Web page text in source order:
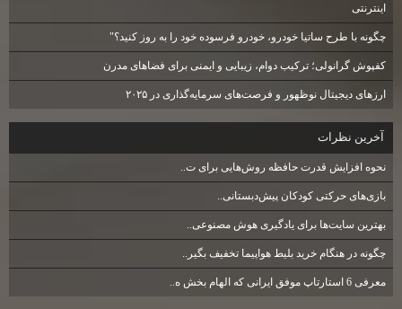
اینترنتی
چگونه با طرح ساتیا خودرو، خودرو فرسوده خود را به روز کنید؟"
کفپوش گرانولی؛ ترکیب دوام، زیبایی و ایمنی برای فضاهای مدرن
ارزهای دیجیتال نوظهور و فرصت‌های سرمایه‌گذاری در ۲۰۲۵
آخرين نظرات
نحوه افزایش قدرت حافظه روش‌هایی برای ت..
بازی‌های حرکتی کودکان پیش‌دبستانی..
بهترین سایت‌ها برای یادگیری هوش مصنوعی..
چگونه در هنگام خرید بلیط هواپیما تخفیف بگیر..
معرفی 6 استارتاپ موفق ایرانی که الهام بخش ه..